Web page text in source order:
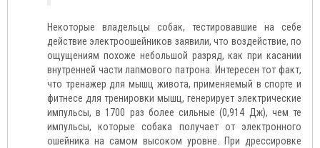
Некоторые владельцы собак, тестировавшие на себе
действие электроошейников заявили, что воздействие, по
ощущениям похоже небольшой разряд, как при касании
внутренней части лапмового патрона. Интересен тот факт,
что тренажер для мышц живота, применяемый в спорте и
фитнесе для тренировки мышц, генерирует электрические
импульсы, в 1700 раз более сильные (0,914 Дж), чем те
импульсы, которые собака получает от электронного
ошейника на самом высоком уровне. При дрессировке